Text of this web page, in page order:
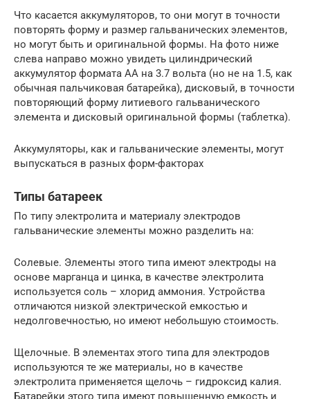
Что касается аккумуляторов, то они могут в точности
повторять форму и размер гальванических элементов,
но могут быть и оригинальной формы. На фото ниже
слева направо можно увидеть цилиндрический
аккумулятор формата АА на 3.7 вольта (но не на 1.5, как
обычная пальчиковая батарейка), дисковый, в точности
повторяющий форму литиевого гальванического
элемента и дисковый оригинальной формы (таблетка).
Аккумуляторы, как и гальванические элементы, могут
выпускаться в разных форм-факторах
Типы батареек
По типу электролита и материалу электродов
гальванические элементы можно разделить на:
Солевые. Элементы этого типа имеют электроды на
основе марганца и цинка, в качестве электролита
используется соль – хлорид аммония. Устройства
отличаются низкой электрической емкостью и
недолговечностью, но имеют небольшую стоимость.
Щелочные. В элементах этого типа для электродов
используются те же материалы, но в качестве
электролита применяется щелочь – гидроксид калия.
Батарейки этого типа имеют повышенную емкость и